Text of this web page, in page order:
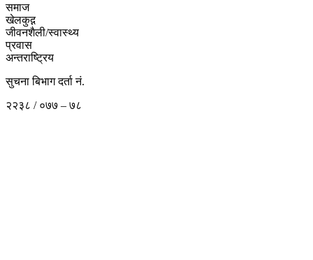
समाज
खेलकुद़़
जीवनशैली/स्वास्थ्य
प्रवास
अन्तराष्ट्रिय
सुचना बिभाग दर्ता नं.
२२३८ / ०७७ – ७८